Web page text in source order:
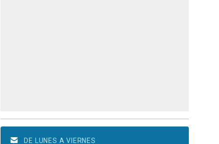
DE LUNES A VIERNES